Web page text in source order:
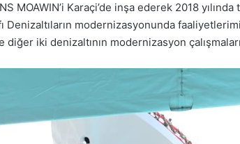
MOAWIN’i Karaçi’de inşa ederek 2018
Denizaltıların modernizasyonunda
diğer iki denizaltının modernizasyon